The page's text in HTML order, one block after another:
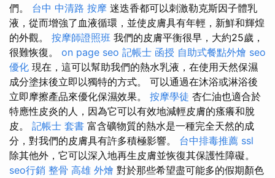
們。 台中 中清路 按摩 迷迭香都可以刺激勒克斯因子體乳
液，從而增強了血液循環，並使皮膚具有年輕，新鮮和輝煌
的外觀。 按摩師證照班 我們的皮膚平衡很早，大約25歲，
很難恢復。 on page seo 記帳士 函授 自助式餐點外燴 seo
優化 現在，這可以幫助我們的熱水乳液，在使用天然保濕
成分塗抹後立即以獨特的方式。 可以通過在沐浴或淋浴後
立即摩擦產品來優化保濕效果。 按摩學徒 杏仁油也適合於
特應性皮炎的人，因為它可以有效地減輕皮膚的瘙癢和脫
皮。 記帳士 套書 富含礦物質的熱水是一種完全天然的成
分，對我們的皮膚具有許多積極影響。 台中排毒推薦 ssl
除其他外，它可以深入地再生皮膚並恢復其保護性障礙。
seo行銷 整骨 高雄 外燴 對於那些希望盡可能多的假期顏色